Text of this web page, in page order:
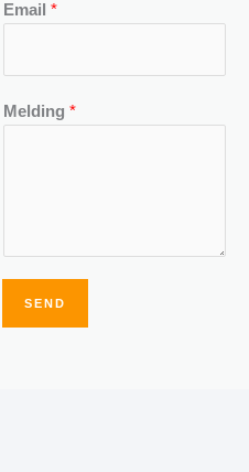
Email *
Melding *
SEND